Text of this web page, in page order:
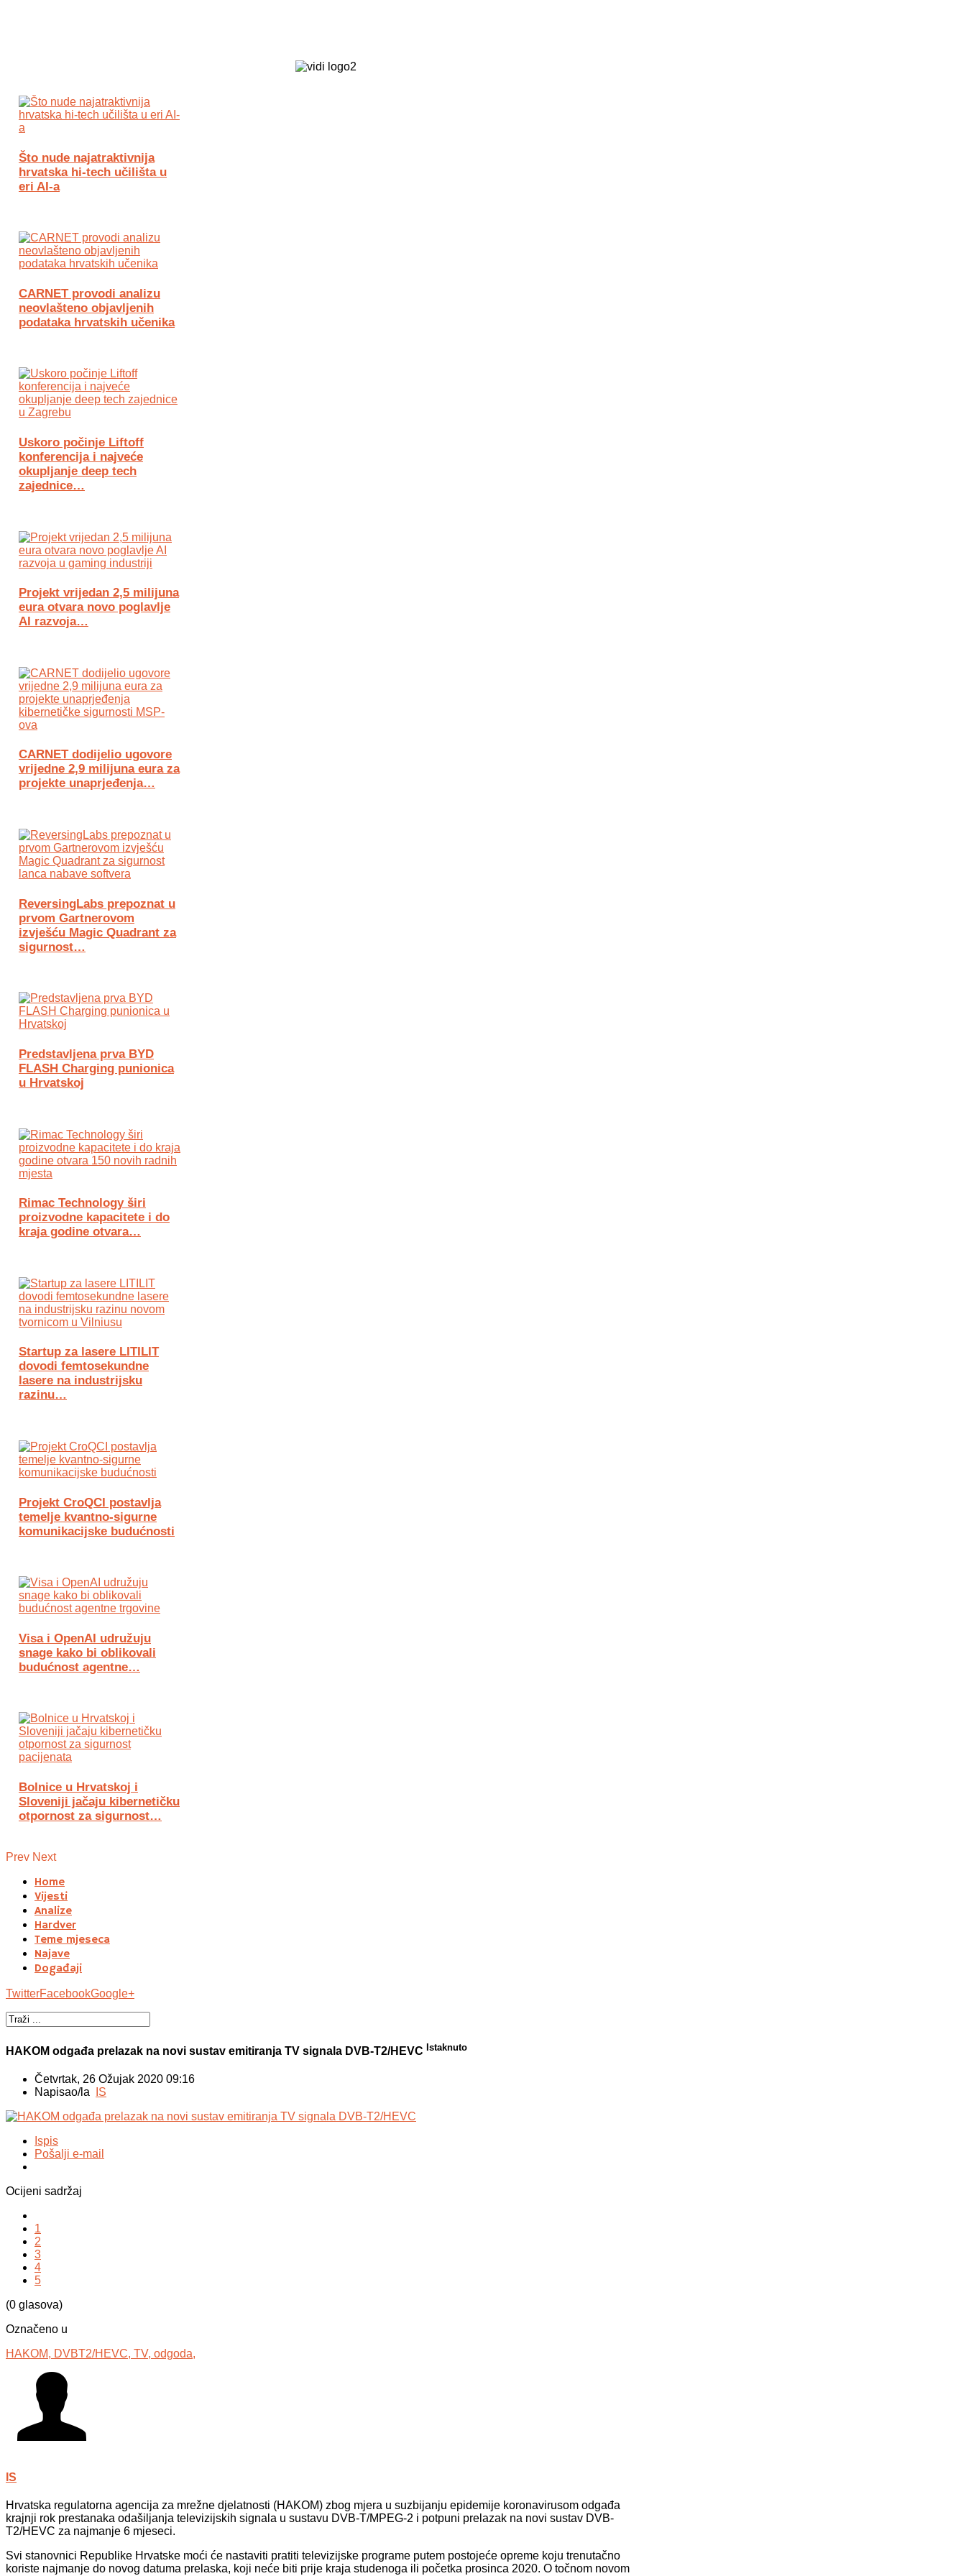
Što nude najatraktivnija
hrvatska hi-tech učilišta u
eri AI-a
CARNET provodi analizu
neovlašteno objavljenih
podataka hrvatskih učenika
Uskoro počinje Liftoff
konferencija i najveće
okupljanje deep tech
zajednice…
Projekt vrijedan 2,5 milijuna
eura otvara novo poglavlje
AI razvoja…
CARNET dodijelio ugovore
vrijedne 2,9 milijuna eura za
projekte unaprjeđenja…
ReversingLabs prepoznat u
prvom Gartnerovom
izvješću Magic Quadrant za
sigurnost…
Predstavljena prva BYD
FLASH Charging punionica
u Hrvatskoj
Rimac Technology širi
proizvodne kapacitete i do
kraja godine otvara…
Startup za lasere LITILIT
dovodi femtosekundne
lasere na industrijsku
razinu…
Projekt CroQCI postavlja
temelje kvantno-sigurne
komunikacijske budućnosti
Visa i OpenAI udružuju
snage kako bi oblikovali
budućnost agentne…
Bolnice u Hrvatskoj i
Sloveniji jačaju kibernetičku
otpornost za sigurnost…
Prev Next
Home
Vijesti
Analize
Hardver
Teme mjeseca
Najave
Događaji
TwitterFacebookGoogle+
HAKOM odgađa prelazak na novi sustav emitiranja TV signala DVB-T2/HEVC Istaknuto
Četvrtak, 26 Ožujak 2020 09:16
Napisao/la
IS
Ispis
Pošalji e-mail
Ocijeni sadržaj
1
2
3
4
5
(0 glasova)
Označeno u
HAKOM, DVBT2/HEVC, TV, odgoda,
IS
Hrvatska regulatorna agencija za mrežne djelatnosti (HAKOM) zbog mjera u suzbijanju epidemije koronavirusom odgađa
krajnji rok prestanaka odašiljanja televizijskih signala u sustavu DVB-T/MPEG-2 i potpuni prelazak na novi sustav DVB-
T2/HEVC za najmanje 6 mjeseci.
Svi stanovnici Republike Hrvatske moći će nastaviti pratiti televizijske programe putem postojeće opreme koju trenutačno
koriste najmanje do novog datuma prelaska, koji neće biti prije kraja studenoga ili početka prosinca 2020. O točnom novom